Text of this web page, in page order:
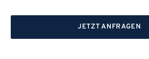
JETZT ANFRAGEN